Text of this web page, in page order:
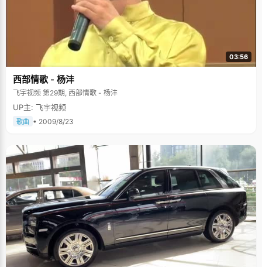
03:56
西部情歌 - 杨沣
飞宇视频 第29期, 西部情歌 - 杨沣
UP主: 飞宇视频
歌曲 • 2009/8/23